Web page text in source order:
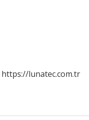
https://lunatec.com.tr